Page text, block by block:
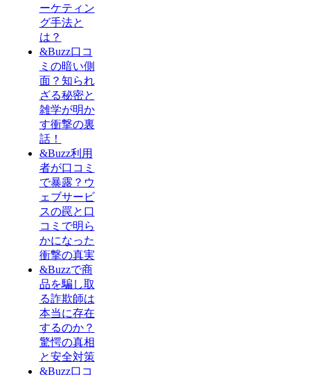
ーケティン
グ手法と
は？
&Buzz口コ
ミの暗い側
面？知られ
ざる秘密と
雑学が明か
す衝撃の裏
話！
&Buzz利用
者が口コミ
で暴露？ウ
ェブサービ
スの罠と口
コミで明ら
かになった
衝撃の真実
&Buzzで商
品を騙し取
る詐欺師は
本当に存在
するのか？
驚愕の真相
と安全対策
&Buzz口コ